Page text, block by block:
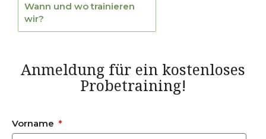
Wann und wo trainieren
wir?
Anmeldung für ein kostenloses
Probetraining!
Vorname